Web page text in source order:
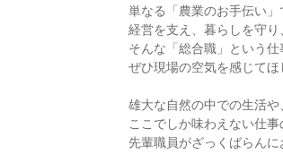
単なる「農業のお手伝い」
経営を支え、暮らしを守り
そんな「総合職」という仕
ぜひ現場の空気を感じてほ
雄大な自然の中での生活や
ここでしか味わえない仕事
先輩職員がざっくばらんに